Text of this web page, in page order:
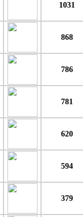
1031
868
786
781
620
594
379